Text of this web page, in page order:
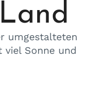
umgestalteten
viel Sonne und